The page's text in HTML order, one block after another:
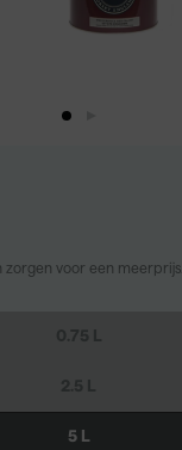
voor een meerprijs.
5 L